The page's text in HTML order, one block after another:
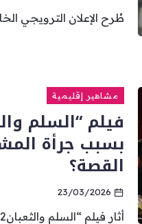
طُرح الإعلان الترويجي
مشاهير إقليمية
بسبب جرأة
القصة؟
23/03/2026
أثار فيلم “السلم والثعبان2” بطولة الممثل المصري عمرو يوسف والممثلة...